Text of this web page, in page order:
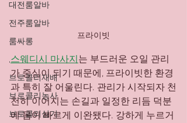
대전룸알바
전주룸알바
룸싸롱
,
브로콜리재배
브로콜리농사
브로콜리심기
프라이빗
스웨디시 마사지 는 부드러운 오일 관리
가 중심이 되기 때문에, 프라이빗한 환경
과 특히 잘 어울린다. 관리가 시작되자 천
천히 이어지는 손길과 일정한 리듬 덕분
에 몸이 빠르게 이완됐다. 강하게 누르거